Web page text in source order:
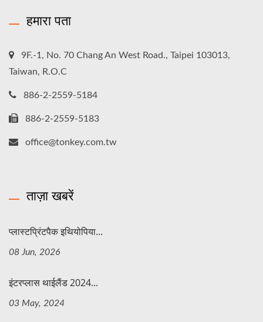
हमारा पता
9F.-1, No. 70 Chang An West Road., Taipei 103013,
Taiwan, R.O.C
886-2-2559-5184
886-2-2559-5183
office@tonkey.com.tw
ताज़ा खबरें
प्लास्टप्रिंटपैक इथियोपिया...
08 Jun, 2026
इंटरप्लास थाईलैंड 2024...
03 May, 2024